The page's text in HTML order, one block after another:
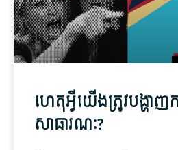
ហេតុអ្វី​យើង​ត្រូវ​បង្ហាញ​ក
សាធារណៈ?